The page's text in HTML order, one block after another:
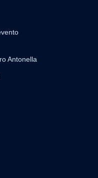
Antonella